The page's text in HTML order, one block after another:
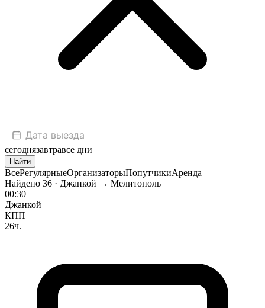
сегоднязавтравсе дни
Найти
ВсеРегулярныеОрганизаторыПопутчикиАренда
Найдено 36 · Джанкой → Мелитополь
00:30
Джанкой
КПП
26ч.